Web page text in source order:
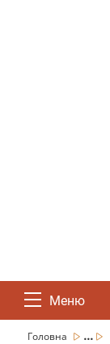
Меню
Головна ...